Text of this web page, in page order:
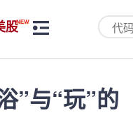
股
”与“玩”的